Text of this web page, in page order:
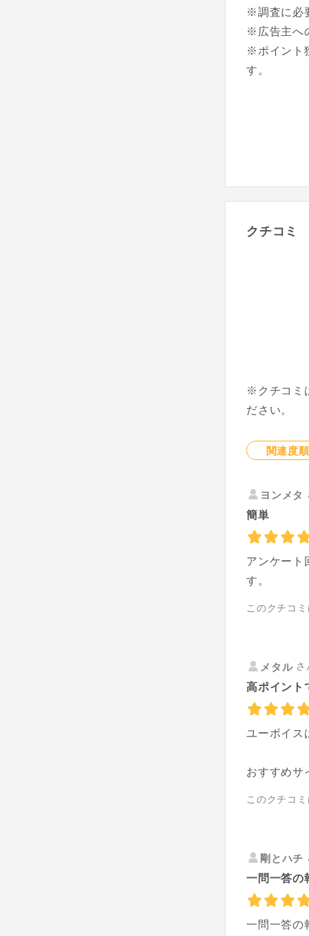
※調査に必
※広告主へ
※ポイント
す。
クチコミ
※クチコミ
ださい。
関連度順
ヨンメタ
簡単
アンケート
す。
このクチコ
メタル
高ポイント
ユーボイス
おすすめサ
このクチコ
剛とハチ
一問一答の
一問一答の